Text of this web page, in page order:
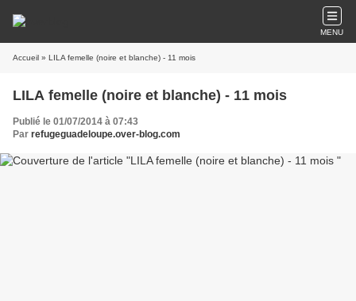
MENU
Accueil » LILA femelle (noire et blanche) - 11 mois
LILA femelle (noire et blanche) - 11 mois
Publié le 01/07/2014 à 07:43
Par refugeguadeloupe.over-blog.com